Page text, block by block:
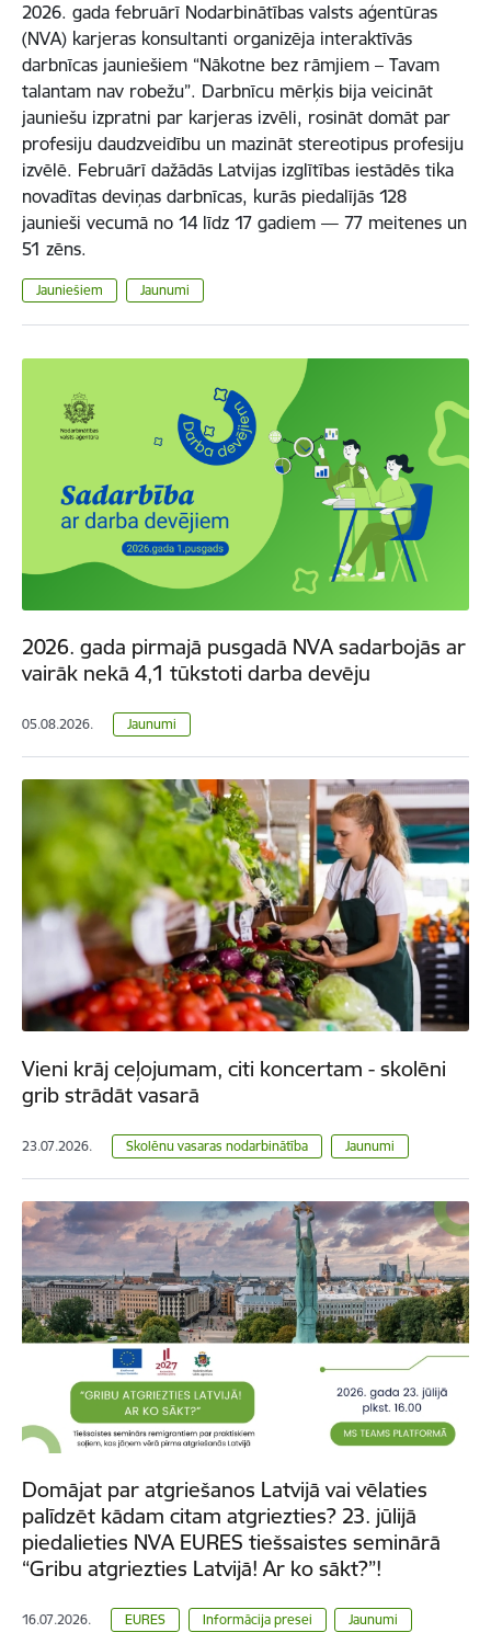
2026. gada februārī Nodarbinātības valsts aģentūras
(NVA) karjeras konsultanti organizēja interaktīvās
darbnīcas jauniešiem “Nākotne bez rāmjiem – Tavam
talantam nav robežu”. Darbnīcu mērķis bija veicināt
jauniešu izpratni par karjeras izvēli, rosināt domāt par
profesiju daudzveidību un mazināt stereotipus profesiju
izvēlē. Februārī dažādās Latvijas izglītības iestādēs tika
novadītas deviņas darbnīcas, kurās piedalījās 128
jaunieši vecumā no 14 līdz 17 gadiem — 77 meitenes un
51 zēns.
Jauniešiem Jaunumi
2026. gada pirmajā pusgadā NVA sadarbojās ar
vairāk nekā 4,1 tūkstoti darba devēju
05.08.2026. Jaunumi
Vieni krāj ceļojumam, citi koncertam - skolēni
grib strādāt vasarā
23.07.2026. Skolēnu vasaras nodarbinātība Jaunumi
Domājat par atgriešanos Latvijā vai vēlaties
palīdzēt kādam citam atgriezties? 23. jūlijā
piedalieties NVA EURES tiešsaistes seminārā
“Gribu atgriezties Latvijā! Ar ko sākt?”!
16.07.2026. EURES Informācija presei Jaunumi